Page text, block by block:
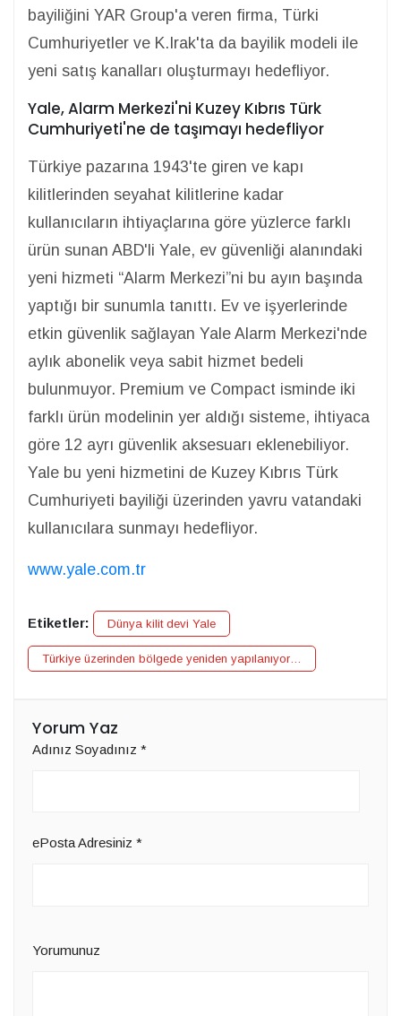
bayiliğini YAR Group'a veren firma, Türki
Cumhuriyetler ve K.Irak'ta da bayilik modeli ile
yeni satış kanalları oluşturmayı hedefliyor.
Yale, Alarm Merkezi'ni Kuzey Kıbrıs Türk
Cumhuriyeti'ne de taşımayı hedefliyor
Türkiye pazarına 1943'te giren ve kapı
kilitlerinden seyahat kilitlerine kadar
kullanıcıların ihtiyaçlarına göre yüzlerce farklı
ürün sunan ABD'li Yale, ev güvenliği alanındaki
yeni hizmeti “Alarm Merkezi”ni bu ayın başında
yaptığı bir sunumla tanıttı. Ev ve işyerlerinde
etkin güvenlik sağlayan Yale Alarm Merkezi'nde
aylık abonelik veya sabit hizmet bedeli
bulunmuyor. Premium ve Compact isminde iki
farklı ürün modelinin yer aldığı sisteme, ihtiyaca
göre 12 ayrı güvenlik aksesuarı eklenebiliyor.
Yale bu yeni hizmetini de Kuzey Kıbrıs Türk
Cumhuriyeti bayiliği üzerinden yavru vatandaki
kullanıcılara sunmayı hedefliyor.
www.yale.com.tr
Etiketler: Dünya kilit devi Yale
Türkiye üzerinden bölgede yeniden yapılanıyor…
Yorum Yaz
Adınız Soyadınız *
ePosta Adresiniz *
Yorumunuz